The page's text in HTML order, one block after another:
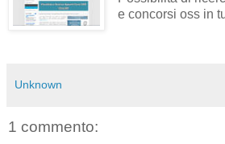
e concorsi oss in
Unknown
1 commento: